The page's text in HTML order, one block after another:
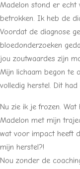
Madelon stond er echt
betrokken. Ik heb de
Voordat de diagnose
bloedonderzoeken
jou zoutwaardes zijn
Mijn lichaam begon te
volledig herstel. Dit
Nu zie ik je frozen.
Madelon met mijn
wat voor impact heeft
mijn herstel?!
Nou zonder de